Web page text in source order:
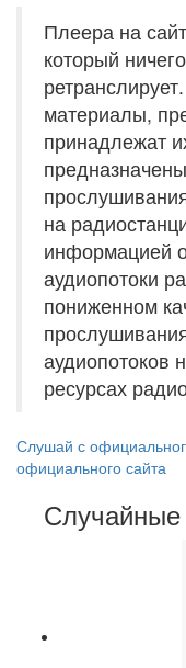
Плеера на
который
материалы,
принадлежат
на
информацией
аудиопотоки
пониженном
аудиопотоков
ресурсах
Слушай с
официального сайта